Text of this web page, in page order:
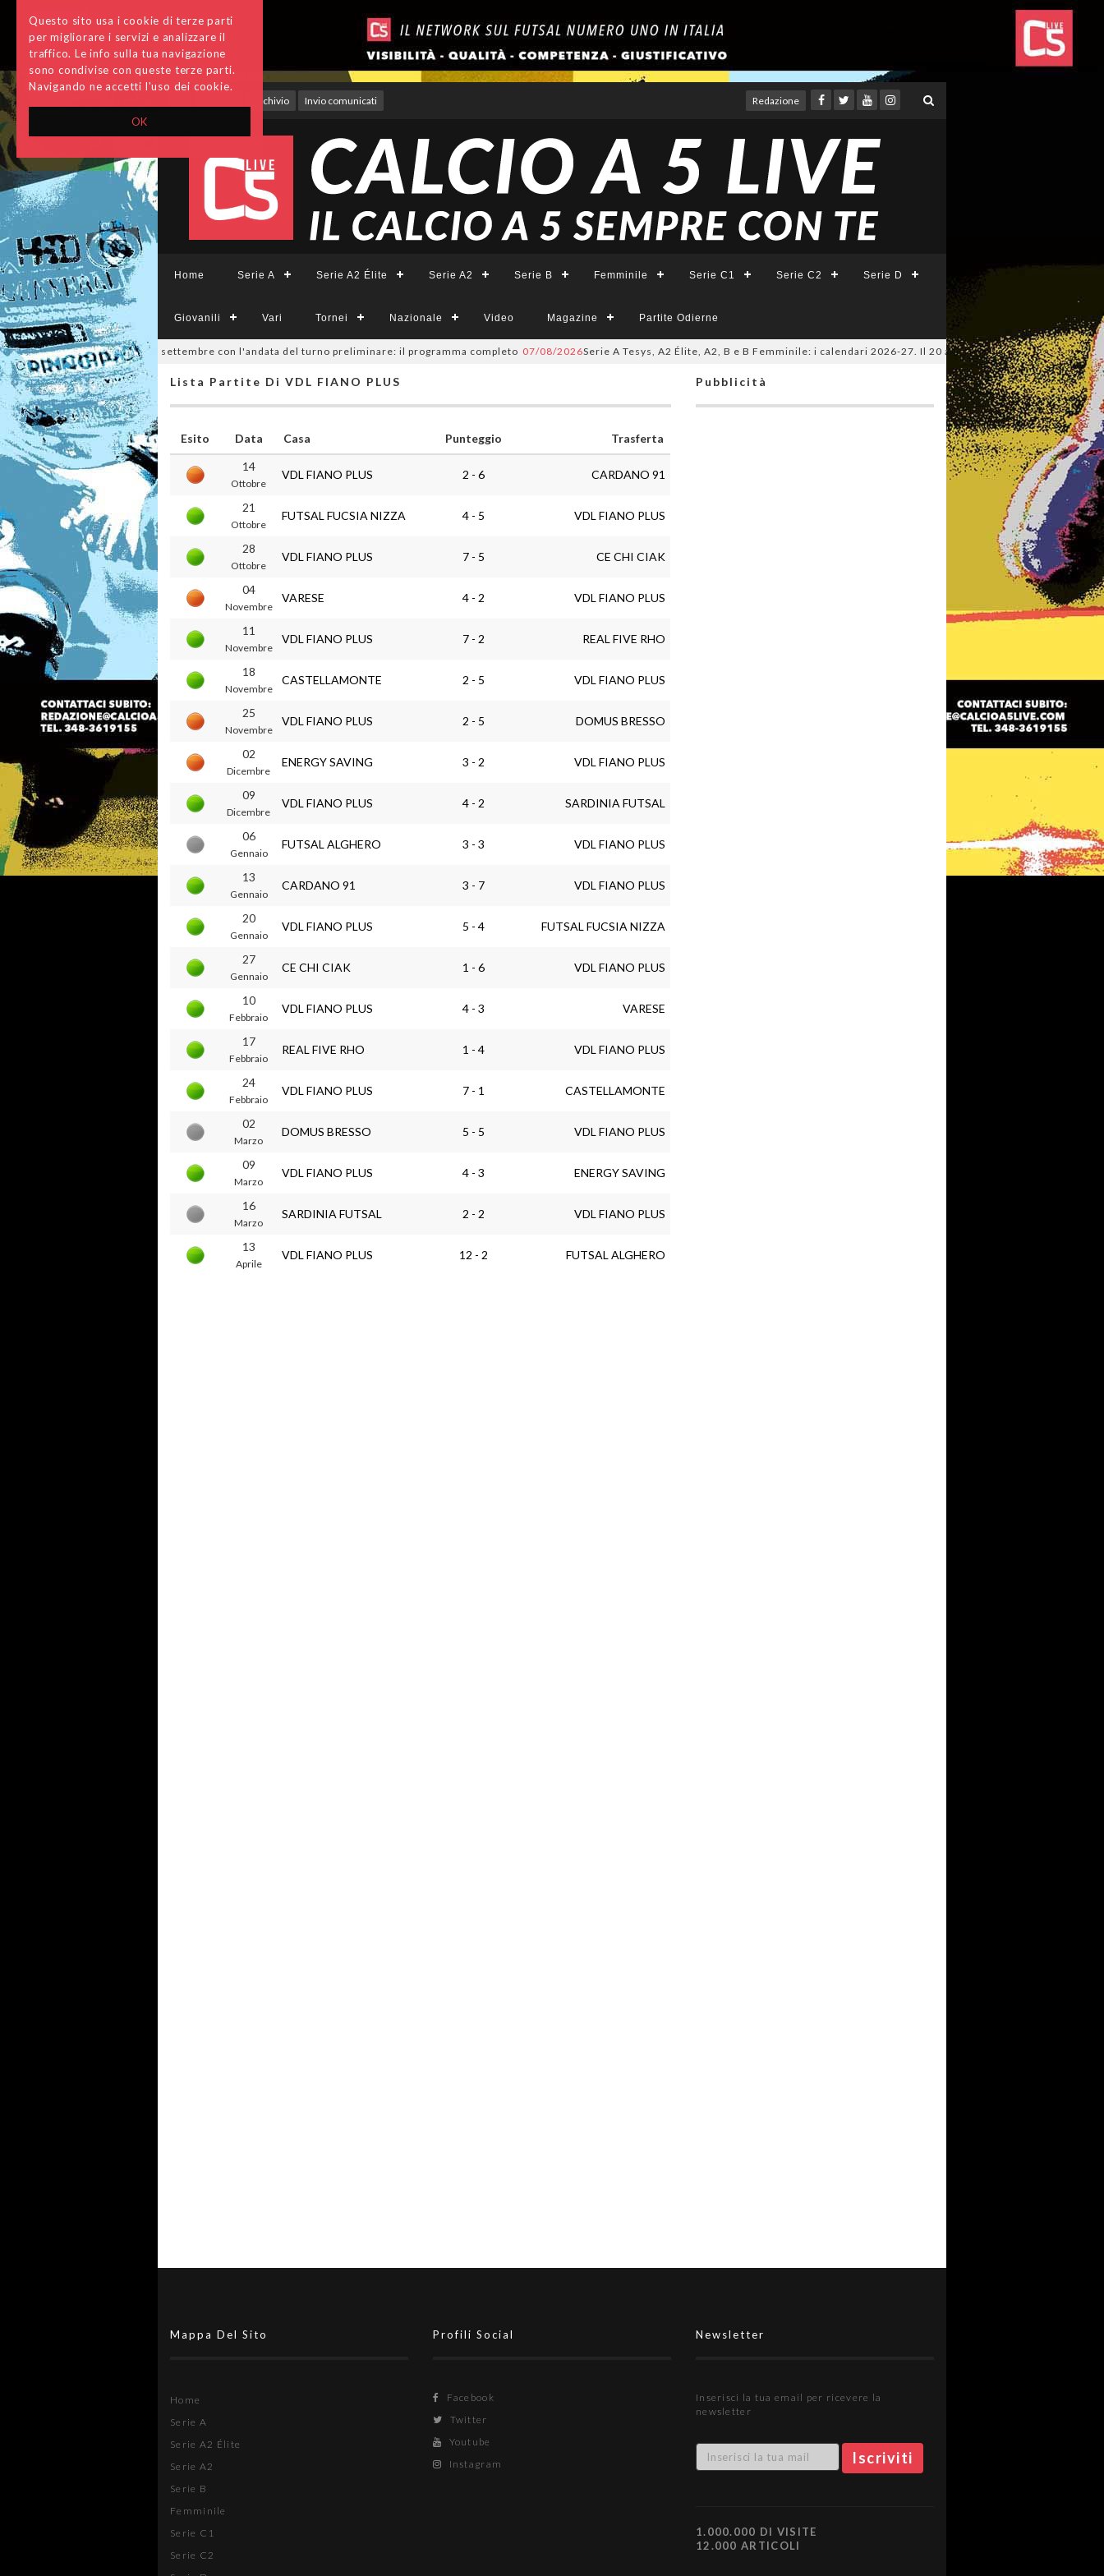
OK
Questo sito usa i cookie di terze parti
per migliorare i servizi e analizzare il
traffico. Le info sulla tua navigazione
sono condivise con queste terze parti.
Navigando ne accetti l'uso dei cookie.
Archivio Invio comunicati Redazione
Home Serie A Serie A2 Élite Serie A2 Serie B Femminile Serie C1 Serie C2 Serie D
Giovanili Vari Tornei Nazionale Video Magazine Partite Odierne
Divisione, si parte il 19 settembre con l'andata del turno preliminare: il programma completo 07/08/2026Serie A Tesys, A2 Élite, A2, B e B Femminile: i calendari 2026-27. Il 20 agosto la presentazione della Serie A
Lista Partite Di VDL FIANO PLUS
Esito Data Casa Punteggio
Trasferta
14
Ottobre
VDL FIANO PLUS 2 - 6 CARDANO 91
21
Ottobre
FUTSAL FUCSIA NIZZA 4 - 5 VDL FIANO PLUS
28
Ottobre
VDL FIANO PLUS 7 - 5 CE CHI CIAK
04
Novembre
VARESE 4 - 2 VDL FIANO PLUS
11
Novembre
VDL FIANO PLUS 7 - 2 REAL FIVE RHO
18
Novembre
CASTELLAMONTE 2 - 5 VDL FIANO PLUS
25
Novembre
VDL FIANO PLUS 2 - 5 DOMUS BRESSO
02
Dicembre
ENERGY SAVING 3 - 2 VDL FIANO PLUS
09
Dicembre
VDL FIANO PLUS 4 - 2 SARDINIA FUTSAL
06
Gennaio
FUTSAL ALGHERO 3 - 3 VDL FIANO PLUS
13
Gennaio
CARDANO 91 3 - 7 VDL FIANO PLUS
20
Gennaio
VDL FIANO PLUS 5 - 4 FUTSAL FUCSIA NIZZA
27
Gennaio
CE CHI CIAK 1 - 6 VDL FIANO PLUS
10
Febbraio
VDL FIANO PLUS 4 - 3 VARESE
17
Febbraio
REAL FIVE RHO 1 - 4 VDL FIANO PLUS
24
Febbraio
VDL FIANO PLUS 7 - 1 CASTELLAMONTE
02
Marzo
DOMUS BRESSO 5 - 5 VDL FIANO PLUS
09
Marzo
VDL FIANO PLUS 4 - 3 ENERGY SAVING
16
Marzo
SARDINIA FUTSAL 2 - 2 VDL FIANO PLUS
13
Aprile
VDL FIANO PLUS 12 - 2 FUTSAL ALGHERO
Pubblicità
Mappa Del Sito
Home
Serie A
Serie A2 Élite
Serie A2
Serie B
Femminile
Serie C1
Serie C2
Profili Social
Facebook
Twitter
Youtube
Instagram
Newsletter
Inserisci la tua email per ricevere la
newsletter
1.000.000 DI VISITE
12.000 ARTICOLI